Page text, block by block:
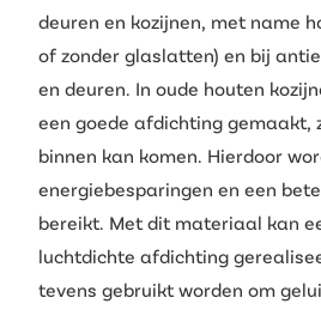
deuren en kozijnen, met name
of zonder glaslatten) en bij
en deuren. In oude houten
een goede afdichting gemaakt,
binnen kan komen. Hierdoor
energiebesparingen en een
bereikt. Met dit materiaal kan
luchtdichte afdichting
tevens gebruikt worden om